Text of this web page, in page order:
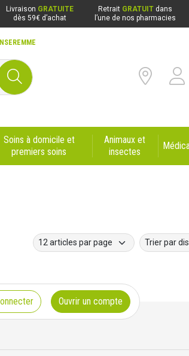
Livraison GRATUITE
dès 59€ d’achat
Retrait GRATUIT dans
l’une de nos pharmacies
Soins à domicile et
premiers soins
Animaux et
insectes
Ouvrir un compte